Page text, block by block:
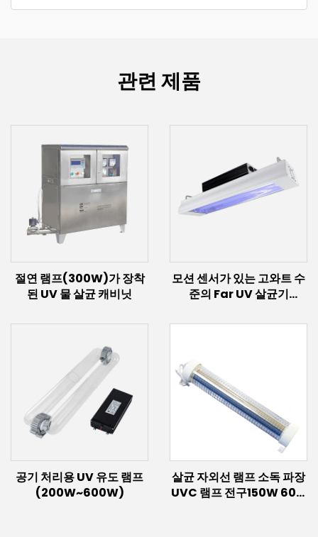
관련 제품
절연 램프(300W)가 장착
된 UV 물 살균 캐비닛
모션 센서가 있는 고와트 수
준의 Far UV 살균기
공기 처리용 UV 유도 램프
(200W~600W)
살균 자외선 램프 소독 파장
UVC 램프 전구150W 60w